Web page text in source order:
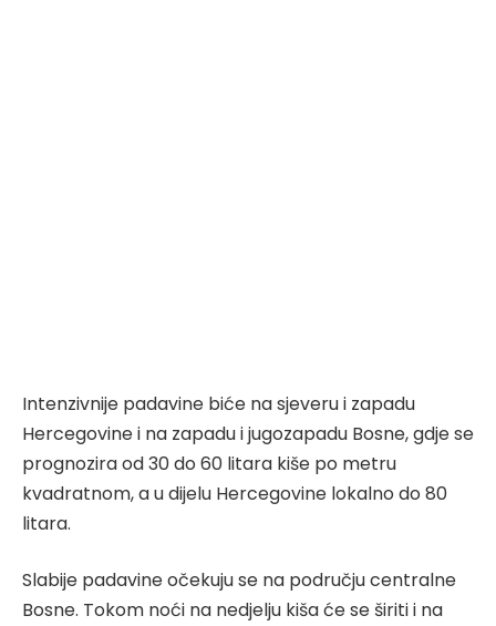
Intenzivnije padavine biće na sjeveru i zapadu
Hercegovine i na zapadu i jugozapadu Bosne, gdje se
prognozira od 30 do 60 litara kiše po metru
kvadratnom, a u dijelu Hercegovine lokalno do 80
litara.
Slabije padavine očekuju se na području centralne
Bosne. Tokom noći na nedjelju kiša će se širiti i na